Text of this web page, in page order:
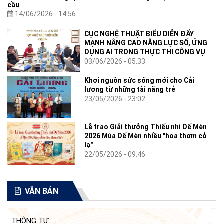
cầu
14/06/2026 - 14:56
CỤC NGHỆ THUẬT BIỂU DIỄN ĐẨY
MẠNH NÂNG CAO NĂNG LỰC SỐ, ỨNG
DỤNG AI TRONG THỰC THI CÔNG VỤ
03/06/2026 - 05:33
Khơi nguồn sức sống mới cho Cải
lương từ những tài năng trẻ
23/05/2026 - 23:02
Lễ trao Giải thưởng Thiếu nhi Dế Mèn
2026 Mùa Dế Mèn nhiều "hoa thơm cỏ
lạ"
22/05/2026 - 09:46
VĂN BẢN
THÔNG TƯ